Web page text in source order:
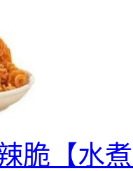
脆【水